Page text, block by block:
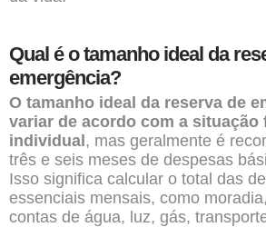
Qual é o tamanho ideal da
emergência?
O tamanho ideal da reserva de
variar de acordo com a situação
individual , mas geralmente é
três e seis meses de despesas
Isso significa calcular o total das
essenciais mensais, como
contas de água, luz, gás,